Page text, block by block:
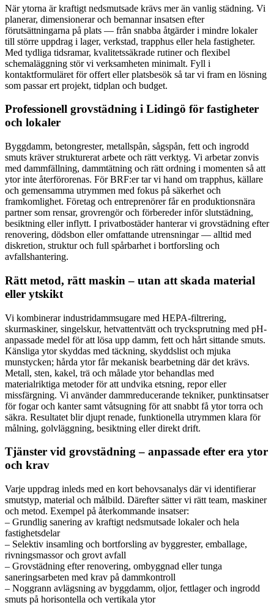
När ytorna är kraftigt nedsmutsade krävs mer än vanlig städning. Vi
planerar, dimensionerar och bemannar insatsen efter
förutsättningarna på plats — från snabba åtgärder i mindre lokaler
till större uppdrag i lager, verkstad, trapphus eller hela fastigheter.
Med tydliga tidsramar, kvalitetssäkrade rutiner och flexibel
schemaläggning stör vi verksamheten minimalt. Fyll i
kontaktformuläret för offert eller platsbesök så tar vi fram en lösning
som passar ert projekt, tidplan och budget.
Professionell grovstädning i Lidingö för fastigheter
och lokaler
Byggdamm, betongrester, metallspån, sågspån, fett och ingrodd
smuts kräver strukturerat arbete och rätt verktyg. Vi arbetar zonvis
med dammfällning, dammtätning och rätt ordning i momenten så att
ytor inte återförorenas. För BRF:er tar vi hand om trapphus, källare
och gemensamma utrymmen med fokus på säkerhet och
framkomlighet. Företag och entreprenörer får en produktionsnära
partner som rensar, grovrengör och förbereder inför slutstädning,
besiktning eller inflytt. I privatbostäder hanterar vi grovstädning efter
renovering, dödsbon eller omfattande utrensningar — alltid med
diskretion, struktur och full spårbarhet i bortforsling och
avfallshantering.
Rätt metod, rätt maskin – utan att skada material
eller ytskikt
Vi kombinerar industridammsugare med HEPA-filtrering,
skurmaskiner, singelskur, hetvattentvätt och trycksprutning med pH-
anpassade medel för att lösa upp damm, fett och hårt sittande smuts.
Känsliga ytor skyddas med täckning, skyddslist och mjuka
munstycken; hårda ytor får mekanisk bearbetning där det krävs.
Metall, sten, kakel, trä och målade ytor behandlas med
materialriktiga metoder för att undvika etsning, repor eller
missfärgning. Vi använder dammreducerande tekniker, punktinsatser
för fogar och kanter samt våtsugning för att snabbt få ytor torra och
säkra. Resultatet blir djupt renade, funktionella utrymmen klara för
målning, golvläggning, besiktning eller direkt drift.
Tjänster vid grovstädning – anpassade efter era ytor
och krav
Varje uppdrag inleds med en kort behovsanalys där vi identifierar
smutstyp, material och målbild. Därefter sätter vi rätt team, maskiner
och metod. Exempel på återkommande insatser:
– Grundlig sanering av kraftigt nedsmutsade lokaler och hela
fastighetsdelar
– Selektiv insamling och bortforsling av byggrester, emballage,
rivningsmassor och grovt avfall
– Grovstädning efter renovering, ombyggnad eller tunga
saneringsarbeten med krav på dammkontroll
– Noggrann avlägsning av byggdamm, oljor, fettlager och ingrodd
smuts på horisontella och vertikala ytor